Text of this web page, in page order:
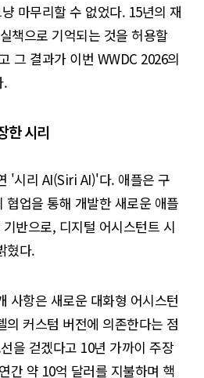
마무리할 수 없었다. 15년의 재
책으로 기억되는 것을 허용할
그 결과가 이번 WWDC 2026의
.
한 시리
'시리 AI(Siri AI)'다. 애플은 구
협업을 통해 개발한 새로운 애플
반으로, 디지털 어시스턴트 시
혔다.
사항은 새로운 대화형 어시스턴
의 커스텀 버전에 의존한다는 점
을 걷겠다고 10년 가까이 주장
간 약 10억 달러를 지불하며 핵